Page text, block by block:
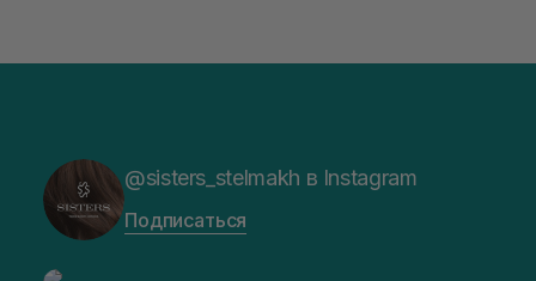
@sisters_stelmakh в Instagram
Подписаться